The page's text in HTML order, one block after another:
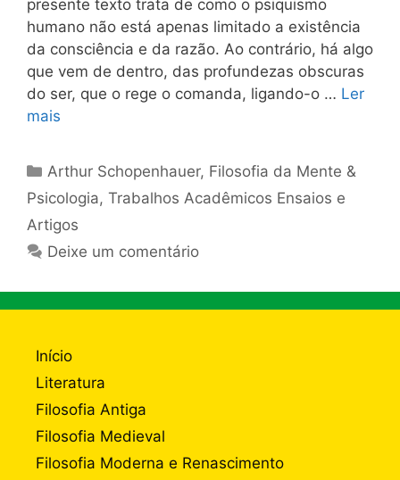
presente texto trata de como o psiquismo
humano não está apenas limitado a existência
da consciência e da razão. Ao contrário, há algo
que vem de dentro, das profundezas obscuras
do ser, que o rege o comanda, ligando-o … Ler
mais
Categorias
Arthur Schopenhauer, Filosofia da Mente &
Psicologia, Trabalhos Acadêmicos Ensaios e
Artigos
Deixe um comentário
Início
Literatura
Filosofia Antiga
Filosofia Medieval
Filosofia Moderna e Renascimento